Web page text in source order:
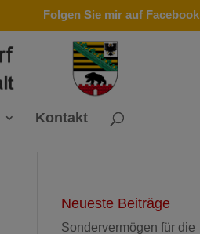
Folgen Sie mir auf Facebook
Kontakt
Neueste Beiträge
Sondervermögen für die